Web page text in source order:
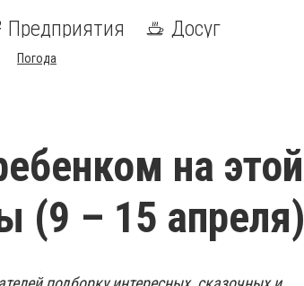
Предприятия Досуг
Погода
на этой
(9 – 15 апреля)